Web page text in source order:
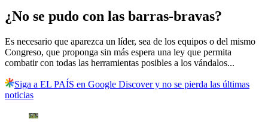
¿No se pudo con las barras-bravas?
Es necesario que aparezca un líder, sea de los equipos o del mismo
Congreso, que proponga sin más espera una ley que permita
combatir con todas las herramientas posibles a los vándalos...
Siga a EL PAÍS en Google Discover y no se pierda las últimas
noticias